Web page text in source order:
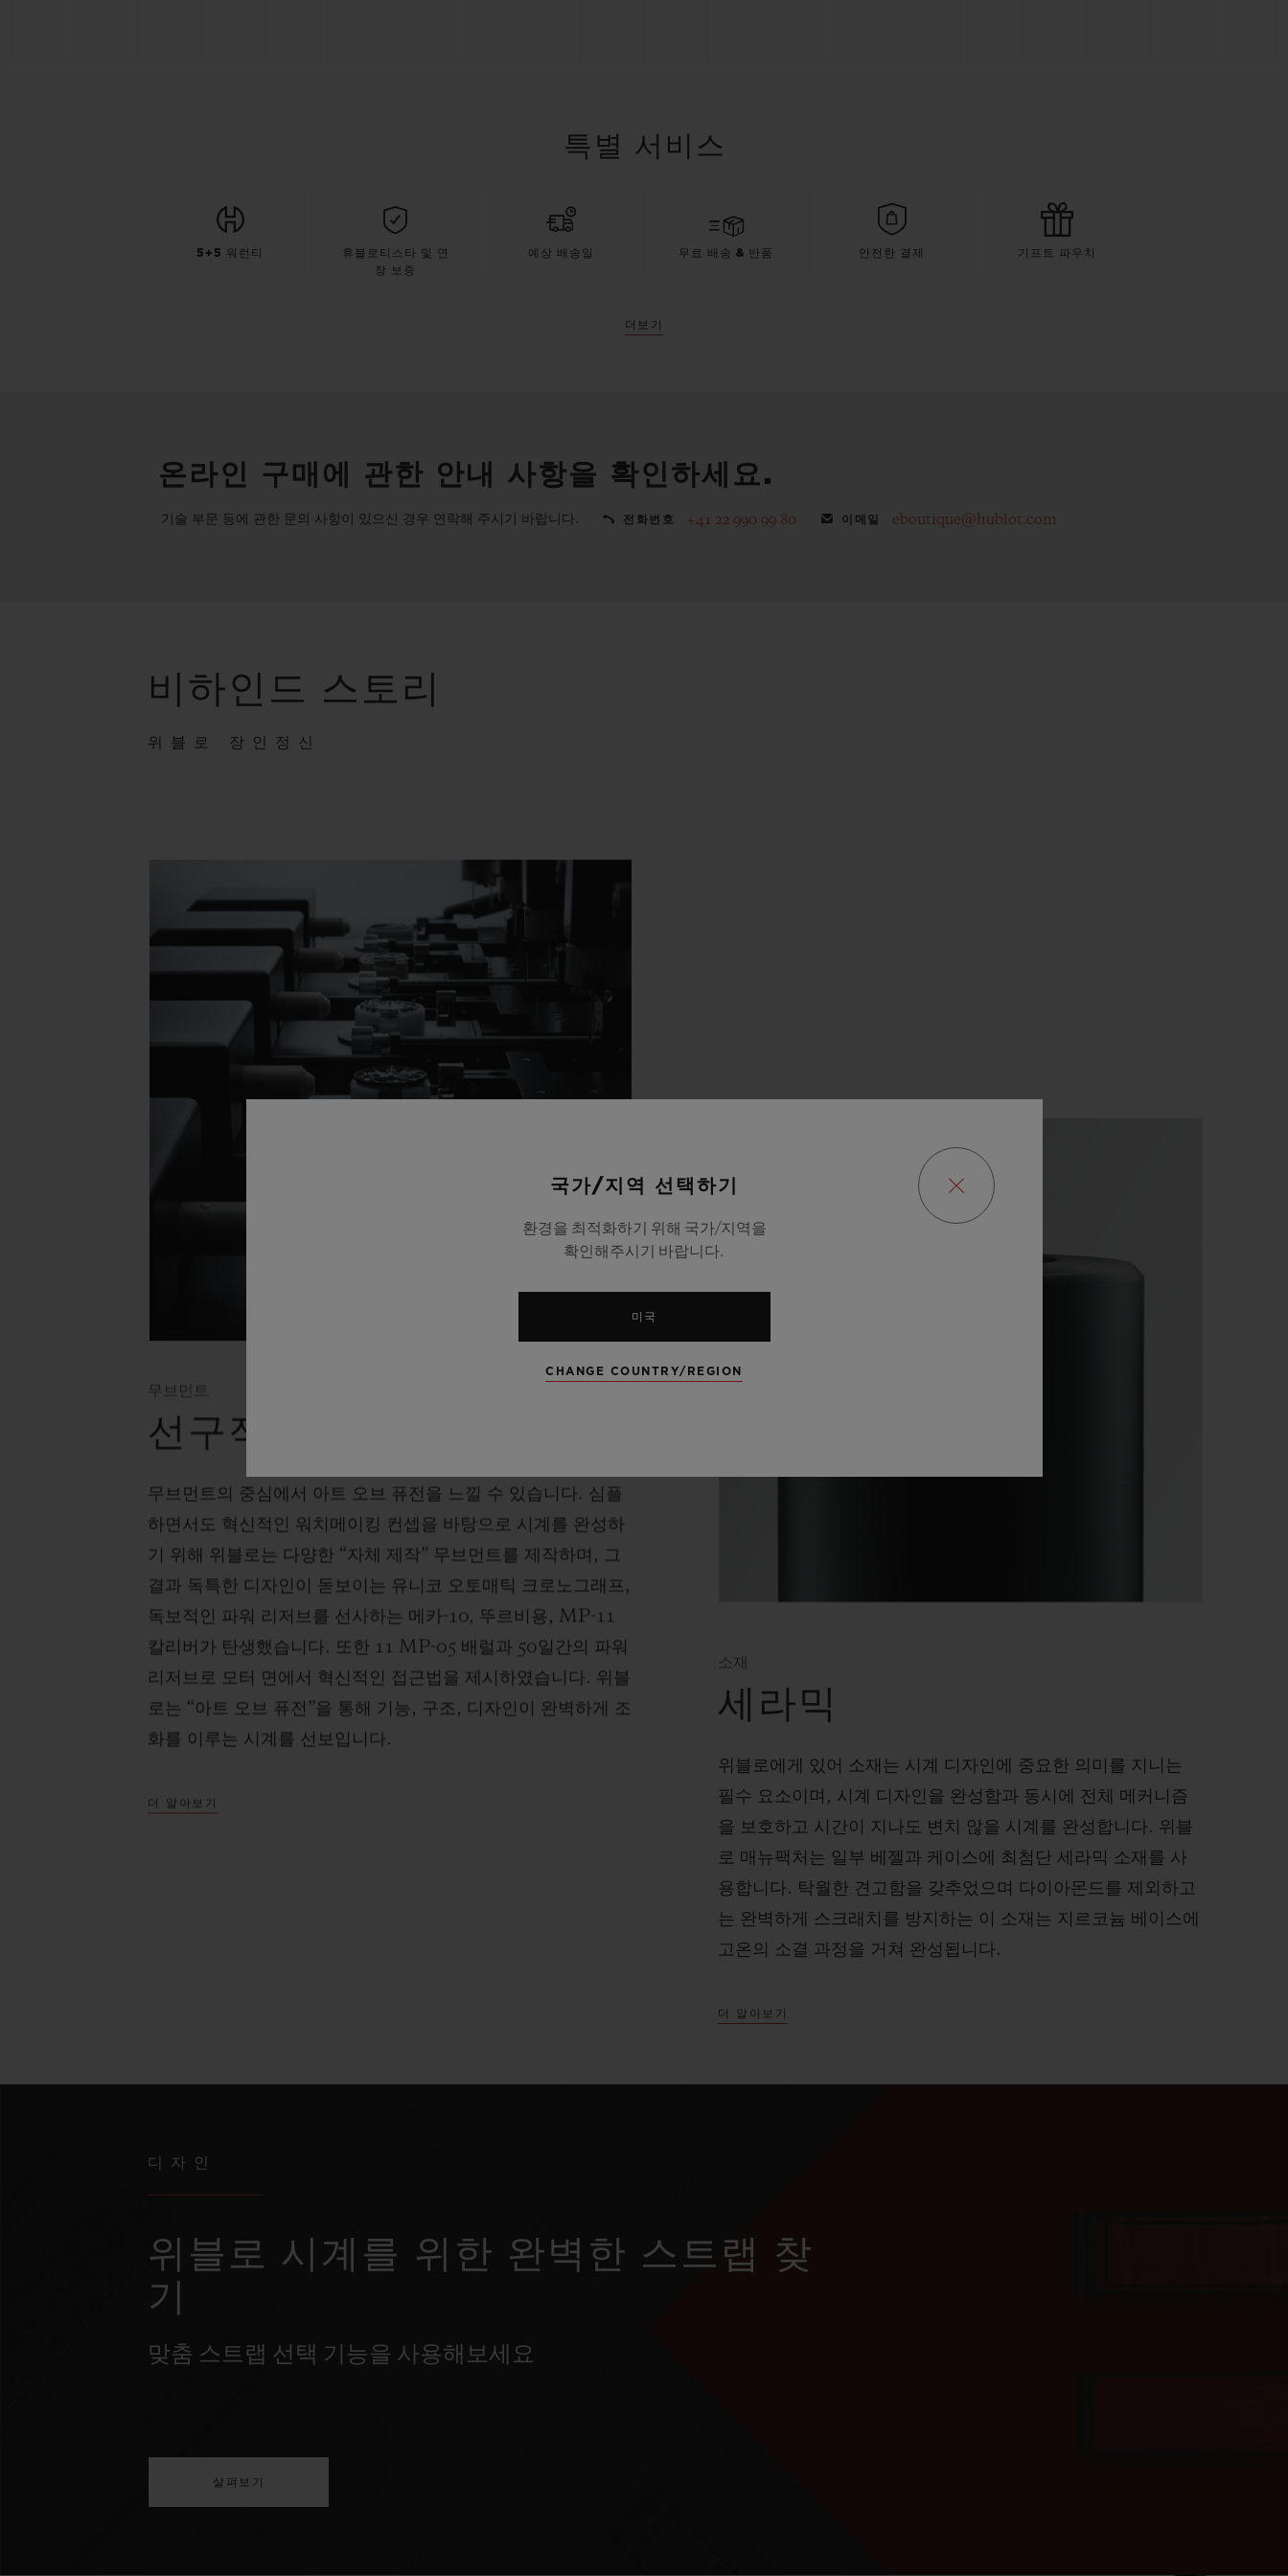
특별 서비스
5+5 워런티
휴블로티스타 및 연
장 보증
예상 배송일 무료 배송 & 반품 안전한 결제 기프트 파우치
더보기
온라인 구매에 관한 안내 사항을 확인하세요.
기술 부문 등에 관한 문의 사항이 있으신 경우 연락해 주시기 바랍니다. 전화번호 +41 22 990 99 80 이메일 eboutique@hublot.com
비하인드 스토리
위블로 장인정신
무브먼트
선구적인 시계 무브먼트
무브먼트의 중심에서 아트 오브 퓨전을 느낄 수 있습니다. 심플
하면서도 혁신적인 워치메이킹 컨셉을 바탕으로 시계를 완성하
기 위해 위블로는 다양한 “자체 제작” 무브먼트를 제작하며, 그
결과 독특한 디자인이 돋보이는 유니코 오토매틱 크로노그래프,
독보적인 파워 리저브를 선사하는 메카-10, 뚜르비용, MP-11
칼리버가 탄생했습니다. 또한 11 MP-05 배럴과 50일간의 파워
리저브로 모터 면에서 혁신적인 접근법을 제시하였습니다. 위블
로는 “아트 오브 퓨전”을 통해 기능, 구조, 디자인이 완벽하게 조
화를 이루는 시계를 선보입니다.
더 알아보기
소재
세라믹
위블로에게 있어 소재는 시계 디자인에 중요한 의미를 지니는
필수 요소이며, 시계 디자인을 완성함과 동시에 전체 메커니즘
을 보호하고 시간이 지나도 변치 않을 시계를 완성합니다. 위블
로 매뉴팩처는 일부 베젤과 케이스에 최첨단 세라믹 소재를 사
용합니다. 탁월한 견고함을 갖추었으며 다이아몬드를 제외하고
는 완벽하게 스크래치를 방지하는 이 소재는 지르코늄 베이스에
고온의 소결 과정을 거쳐 완성됩니다.
더 알아보기
디자인
위블로 시계를 위한 완벽한 스트랩 찾
기
맞춤 스트랩 선택 기능을 사용해보세요
살펴보기
국가/지역 선택하기
환경을 최적화하기 위해 국가/지역을
확인해주시기 바랍니다.
미국
CHANGE COUNTRY/REGION